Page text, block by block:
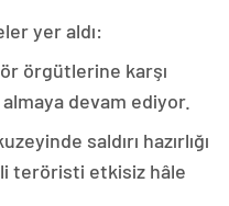
yer aldı:
örgütlerine karşı
devam ediyor.
saldırı hazırlığı
teröristi etkisiz hâle